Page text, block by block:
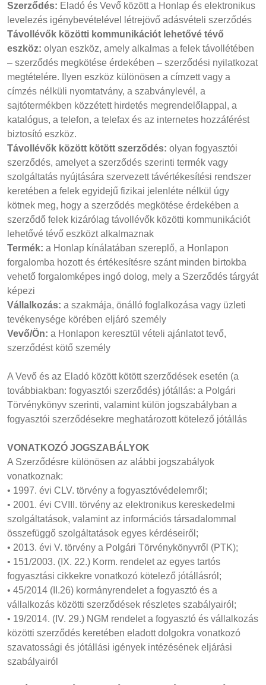
Szerződés: Eladó és Vevő között a Honlap és elektronikus
levelezés igénybevételével létrejövő adásvételi szerződés
Távollévők közötti kommunikációt lehetővé tévő
eszköz: olyan eszköz, amely alkalmas a felek távollétében
– szerződés megkötése érdekében – szerződési nyilatkozat
megtételére. Ilyen eszköz különösen a címzett vagy a
címzés nélküli nyomtatvány, a szabványlevél, a
sajtótermékben közzétett hirdetés megrendelőlappal, a
katalógus, a telefon, a telefax és az internetes hozzáférést
biztosító eszköz.
Távollévők között kötött szerződés: olyan fogyasztói
szerződés, amelyet a szerződés szerinti termék vagy
szolgáltatás nyújtására szervezett távértékesítési rendszer
keretében a felek egyidejű fizikai jelenléte nélkül úgy
kötnek meg, hogy a szerződés megkötése érdekében a
szerződő felek kizárólag távollévők közötti kommunikációt
lehetővé tévő eszközt alkalmaznak
Termék: a Honlap kínálatában szereplő, a Honlapon
forgalomba hozott és értékesítésre szánt minden birtokba
vehető forgalomképes ingó dolog, mely a Szerződés tárgyát
képezi
Vállalkozás: a szakmája, önálló foglalkozása vagy üzleti
tevékenysége körében eljáró személy
Vevő/Ön: a Honlapon keresztül vételi ajánlatot tevő,
szerződést kötő személy
A Vevő és az Eladó között kötött szerződések esetén (a
továbbiakban: fogyasztói szerződés) jótállás: a Polgári
Törvénykönyv szerinti, valamint külön jogszabályban a
fogyasztói szerződésekre meghatározott kötelező jótállás
VONATKOZÓ JOGSZABÁLYOK
A Szerződésre különösen az alábbi jogszabályok
vonatkoznak:
• 1997. évi CLV. törvény a fogyasztóvédelemről;
• 2001. évi CVIII. törvény az elektronikus kereskedelmi
szolgáltatások, valamint az információs társadalommal
összefüggő szolgáltatások egyes kérdéseiről;
• 2013. évi V. törvény a Polgári Törvénykönyvről (PTK);
• 151/2003. (IX. 22.) Korm. rendelet az egyes tartós
fogyasztási cikkekre vonatkozó kötelező jótállásról;
• 45/2014 (II.26) kormányrendelet a fogyasztó és a
vállalkozás közötti szerződések részletes szabályairól;
• 19/2014. (IV. 29.) NGM rendelet a fogyasztó és vállalkozás
közötti szerződés keretében eladott dolgokra vonatkozó
szavatossági és jótállási igények intézésének eljárási
szabályairól